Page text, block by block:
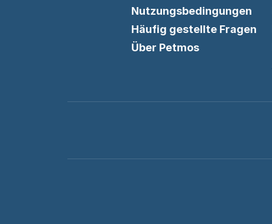
Nutzungsbedingungen
Häufig gestellte Fragen
Über Petmos